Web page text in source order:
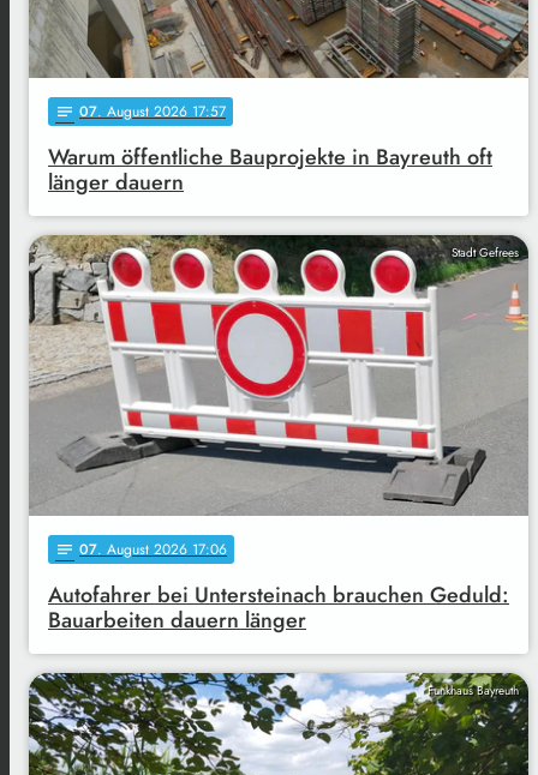
notes 07. August 2026 17:57
Warum öffentliche Bauprojekte in Bayreuth oft
länger dauern
Stadt Gefrees
notes 07. August 2026 17:06
Autofahrer bei Untersteinach brauchen Geduld:
Bauarbeiten dauern länger
Funkhaus Bayreuth